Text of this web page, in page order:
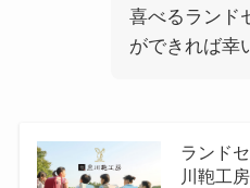
喜べるランド
ができれば幸
ランド
川鞄工